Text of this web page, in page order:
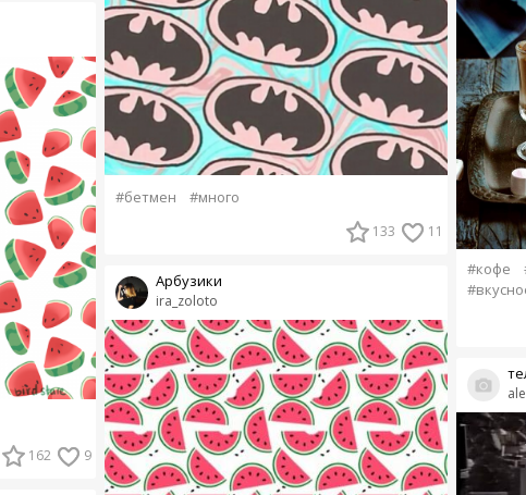
162 9
#бетмен #много
133 11
ira_zoloto
Арбузики
#кофе